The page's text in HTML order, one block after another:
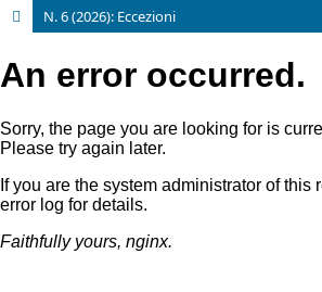
N. 6 (2026): Eccezioni